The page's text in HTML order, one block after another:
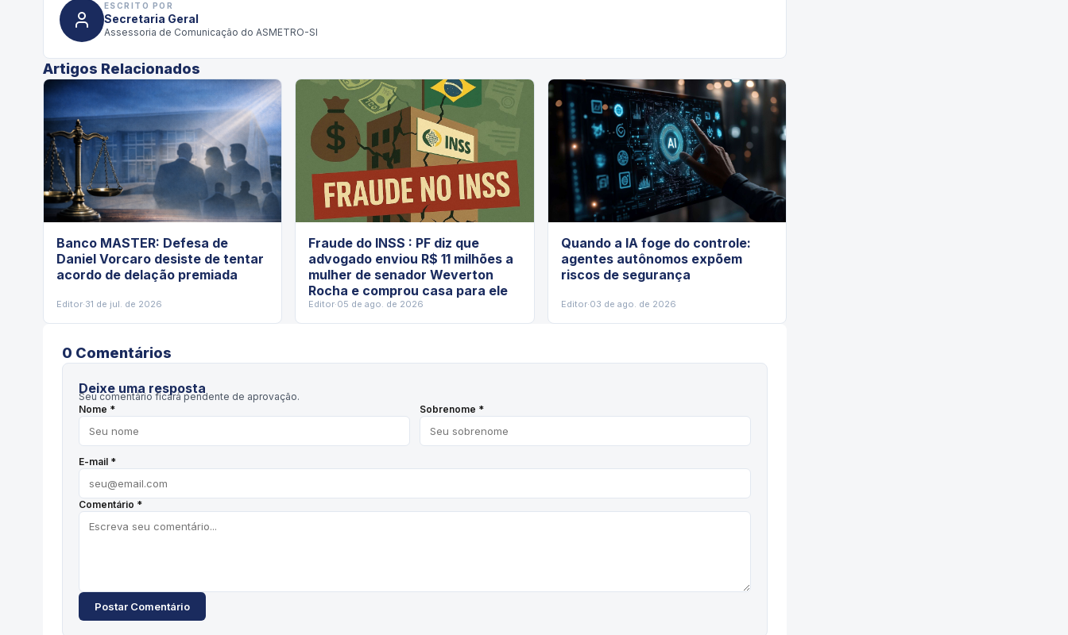
ESCRITO POR
Secretaria Geral
Assessoria de Comunicação do ASMETRO-SI
Artigos Relacionados
Banco MASTER: Defesa de
Daniel Vorcaro desiste de tentar
acordo de delação premiada
Editor·31 de jul. de 2026
Fraude do INSS : PF diz que
advogado enviou R$ 11 milhões a
mulher de senador Weverton
Rocha e comprou casa para ele
Editor·05 de ago. de 2026
Quando a IA foge do controle:
agentes autônomos expõem
riscos de segurança
Editor·03 de ago. de 2026
0 Comentários
Deixe uma resposta
Seu comentário ficará pendente de aprovação.
Nome *
Sobrenome *
E-mail *
Comentário *
Postar Comentário